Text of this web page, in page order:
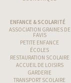
ENFANCE & SCOLARITÉ
ASSOCIATION GRAINES DE
FAVIS
PETITE ENFANCE
ÉCOLES
RESTAURATION SCOLAIRE
ACCUEIL DE LOISIRS
GARDERIE
TRANSPORT SCOLAIRE